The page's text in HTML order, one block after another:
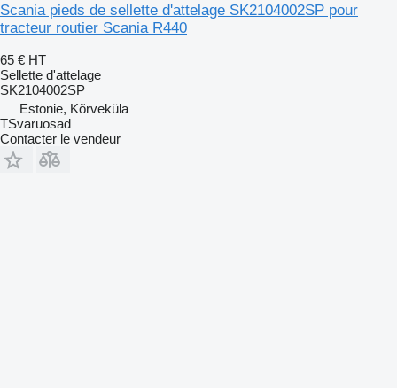
Scania pieds de sellette d'attelage SK2104002SP pour
tracteur routier Scania R440
65 € HT
Sellette d'attelage
SK2104002SP
Estonie, Kõrveküla
TSvaruosad
Contacter le vendeur